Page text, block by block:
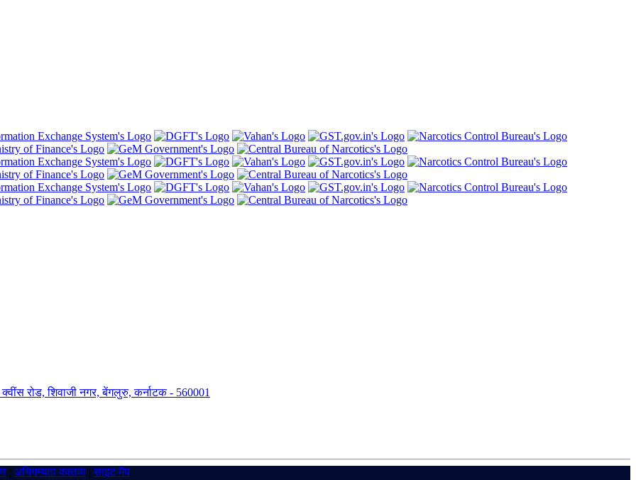
रोड, शिवाजी नगर, बेंगलुरु, कर्नाटक - 560001
| अभिगम्यता वक्तव्य |साइट मैप